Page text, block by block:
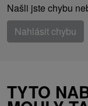
Našli jste chybu
Nahlásit chybu
TYTO